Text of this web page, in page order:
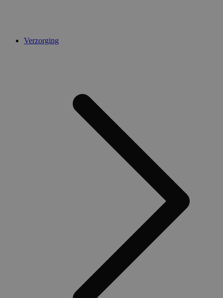
Verzorging